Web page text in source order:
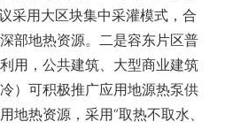
采用大区块集中采灌模式，合
部地热资源。二是容东片区普
用，公共建筑、大型商业建筑
）可积极推广应用地源热泵供
地热资源，采用“取热不取水、